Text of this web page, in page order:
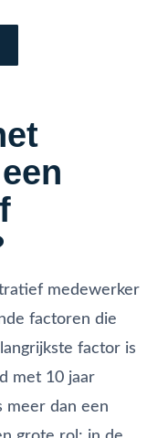
medewerker
factoren die
factor is
met 10 jaar
meer dan een